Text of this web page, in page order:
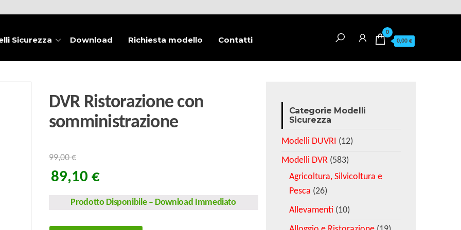
0
0,00 €
Sicurezza Download Richiesta modello Contatti
DVR Ristorazione con
somministrazione
99,00€
89,10 €
Prodotto Disponibile – Download Immediato
Categorie Modelli
Sicurezza
Modelli DUVRI (12)
Modelli DVR (583)
Agricoltura, Silvicoltura e
Pesca (26)
Allevamenti (10)